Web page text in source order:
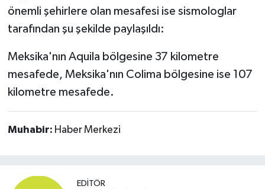
önemli şehirlere olan mesafesi ise sismologlar
tarafından şu şekilde paylaşıldı:
Meksika'nın Aquila bölgesine 37 kilometre
mesafede, Meksika'nın Colima bölgesine ise 107
kilometre mesafede.
Muhabir: Haber Merkezi
EDITÖR
VİZYONDAKİLER